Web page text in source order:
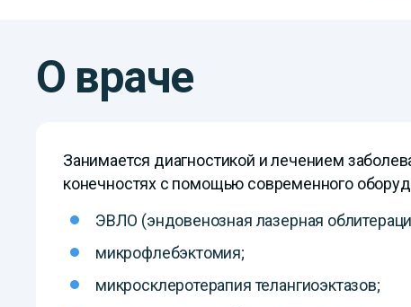
О враче
Занимается диагностикой и лечением
конечностях с помощью современного
ЭВЛО (эндовенозная лазерная
микрофлебэктомия;
микросклеротерапия телангиоэктазов;